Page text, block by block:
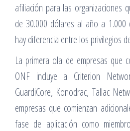
afiliación para las organizaciones
de 30.000 dólares al año a
hay diferencia entre los privilegios
La primera ola de empresas que
ONF incluye a Criterion
GuardiCore, Konodrac, Tallac
empresas que comienzan
fase de aplicación como